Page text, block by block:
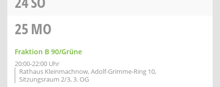
25MO
Fraktion B 90/Grüne
20:00-22:00 Uhr
Rathaus Kleinmachnow, Adolf-Grimme-Ring 10,
Sitzungsraum 2/3, 3. OG